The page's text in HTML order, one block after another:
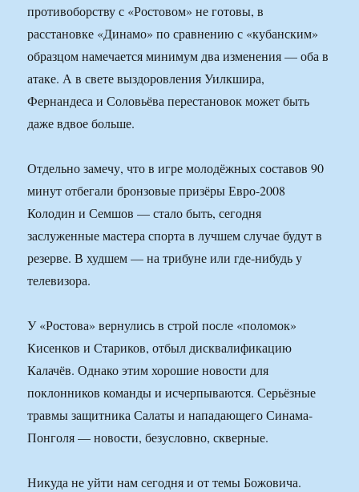
противоборству с «Ростовом» не готовы, в
расстановке «Динамо» по сравнению с «кубанским»
образцом намечается минимум два изменения — оба в
атаке. А в свете выздоровления Уилкшира,
Фернандеса и Соловьёва перестановок может быть
даже вдвое больше.
Отдельно замечу, что в игре молодёжных составов 90
минут отбегали бронзовые призёры Евро-2008
Колодин и Семшов — стало быть, сегодня
заслуженные мастера спорта в лучшем случае будут в
резерве. В худшем — на трибуне или где-нибудь у
телевизора.
У «Ростова» вернулись в строй после «поломок»
Кисенков и Стариков, отбыл дисквалификацию
Калачёв. Однако этим хорошие новости для
поклонников команды и исчерпываются. Серьёзные
травмы защитника Салаты и нападающего Синама-
Понголя — новости, безусловно, скверные.
Никуда не уйти нам сегодня и от темы Божовича.